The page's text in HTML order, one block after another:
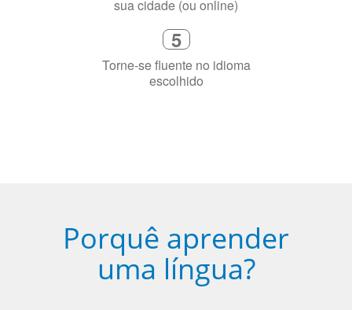
Fique combinado com um instrutor
de idioma nativo e certificado em
sua cidade (ou online)
5
Porquê aprender